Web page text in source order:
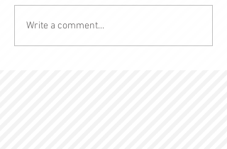
Write a comment...